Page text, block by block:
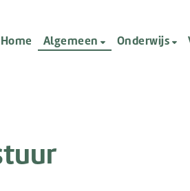
Home Algemeen Onderwijs